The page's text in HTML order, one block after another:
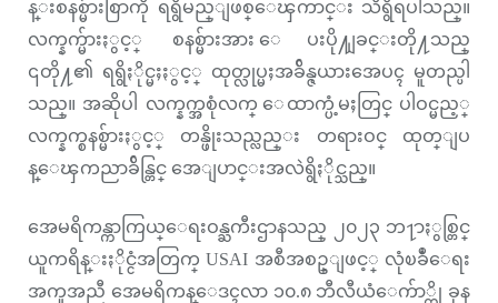
န္းစနစ္မ်ားစြာကို ရရွိမည္ျဖစ္ေၾကာင္း သိရွိရပါသည္။
လက္နက္မ်ားႏွင့္ စနစ္မ်ားအား ေပးပို႔ျခင္းတို႔သည္
၎တို႔၏ ရရွိႏိုင္မႈႏွင့္ ထုတ္လုပ္မႈအခ်ိန္ဇယားအေပၚ မူတည္ပါ
သည္။ အဆိုပါ လက္နက္အစုံလက္ ေထာက္ပံ့မႈတြင္ ပါဝင္မည့္
လက္နက္စနစ္မ်ားႏွင့္ တန္ဖိုးသည္လည္း တရားဝင္ ထုတ္ျပ
န္ေၾကညာခ်ိန္တြင္ အေျပာင္းအလဲရွိႏိုင္သည္။
အေမရိကန္ကာကြယ္ေရးဝန္ႀကီးဌာနသည္ ၂၀၂၃ ဘ႑ာႏွစ္တြင္
ယူကရိန္းႏိုင္ငံအတြက္ USAI အစီအစဥ္ျဖင့္ လုံၿခဳံေရး
အကူအညီ အေမရိကန္ေဒၚလာ ၁၀.၈ ဘီလီယံေက်ာ္ကို ခုန